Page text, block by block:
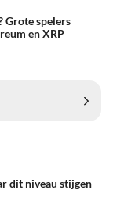
spelers
en XRP
dit niveau stijgen